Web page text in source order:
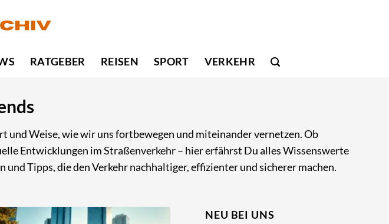
RATGEBER REISEN SPORT VERKEHR
und Weise, wie wir uns fortbewegen und miteinander vernetzen. Ob
Entwicklungen im Straßenverkehr – hier erfährst Du alles Wissenswerte
Tipps, die den Verkehr nachhaltiger, effizienter und sicherer machen.
NEU BEI UNS